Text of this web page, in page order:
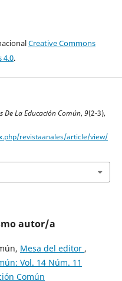
Creative Commons
4.0.
De La Educación Común, 9(2-3),
revistaanales/article/view/
autor/a
Mesa del editor ,
Vol. 14 Núm. 11
Común